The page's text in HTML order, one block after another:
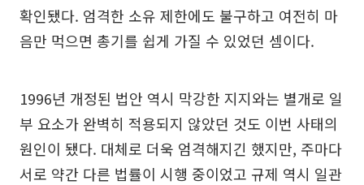
확인됐다. 엄격한 소유 제한에도 불구하고 여전히 마
음만 먹으면 총기를 쉽게 가질 수 있었던 셈이다.
1996년 개정된 법안 역시 막강한 지지와는 별개로 일
부 요소가 완벽히 적용되지 않았던 것도 이번 사태의
원인이 됐다. 대체로 더욱 엄격해지긴 했지만, 주마다
서로 약간 다른 법률이 시행 중이었고 규제 역시 일관